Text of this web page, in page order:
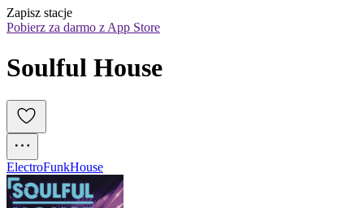
Zapisz stacje
Pobierz za darmo z App Store
Soulful House
ElectroFunkHouse